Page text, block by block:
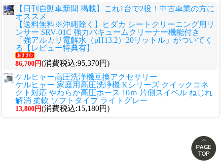
【日刊自動車新聞 掲載】これ1台で2役！中古車業の方に
オススメ
【送料無料※沖縄除く】ヒダカ シートクリーニング用リ
ンサー SRV-01C 強力バキュームクリーナー機能付き
「強アルカリ電解水（pH13.2）20リットル」がついてく
る【レビュー特典有】
86,700円(消費税込:95,370円)
ケルヒャー高圧洗浄機互換アクセサリー
ケルヒャー 家庭用高圧洗浄機 Kシリーズ クイックコネ
クト対応 やわらか高圧ホース 10ｍ 片側スイベル ねじれ
解消 柔軟 ソフトタイプ ライトグレー
13,800円(消費税込:15,180円)